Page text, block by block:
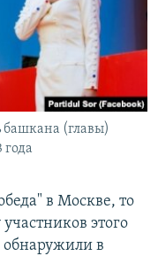
башкана (главы)
года
в Москве, то
этого
в